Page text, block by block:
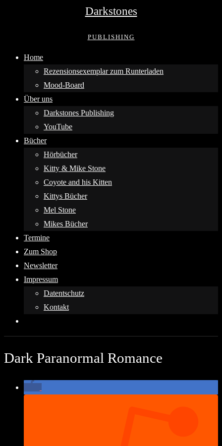
Darkstones
PUBLISHING
Home
Rezensionsexemplar zum Runterladen
Mood-Board
Über uns
Darkstones Publishing
YouTube
Bücher
Hörbücher
Kitty & Mike Stone
Coyote and his Kitten
Kittys Bücher
Mel Stone
Mikes Bücher
Termine
Zum Shop
Newsletter
Impressum
Datentschutz
Kontakt
Dark Paranormal Romance